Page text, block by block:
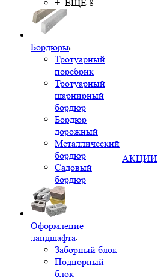
+ ЕЩЕ 8
Бордюры
Тротуарный
поребрик
Тротуарный
шарнирный
бордюр
Бордюр
дорожный
Металлический
бордюр
Садовый
бордюр
Оформление
ландшафта
Заборный блок
Подпорный
блок
АКЦИИ